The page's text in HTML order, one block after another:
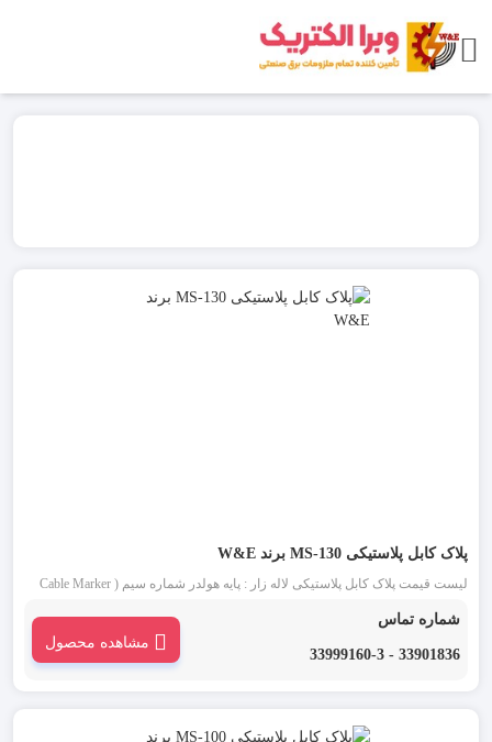
پلاک کابل پلاستیکی MS-130 برند W&E
لیست قیمت پلاک کابل پلاستیکی لاله زار : پایه هولدر شماره سیم ( Cable Marker
است که به عنوان لیبل برای نشانه گذاری کابل های شبکه استفاده می شود. پلاک
کابل پلاستیکی MS-130 شامل نوار پلاستیکی می باشد که امکان اتصال با کابل‌هایی
تا عرض 7.4 میلی‌متر را فراهم می‌کند.
شماره تماس
33901836 - 33999160-3
مشاهده محصول